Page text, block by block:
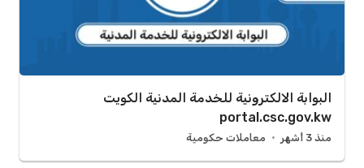
البوابة الالكترونية للخدمة المدنية الكويت
portal.csc.gov.kw
منذ 3 أشهر معاملات حكومية